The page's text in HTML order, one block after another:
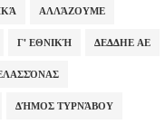
ΑΛΛΆΖΟΥΜΕ
Γ' ΕΘΝΙΚΉ ΔΕΔΔΗΕ ΑΕ
ΔΉΜΟΣ ΤΥΡΝΆΒΟΥ